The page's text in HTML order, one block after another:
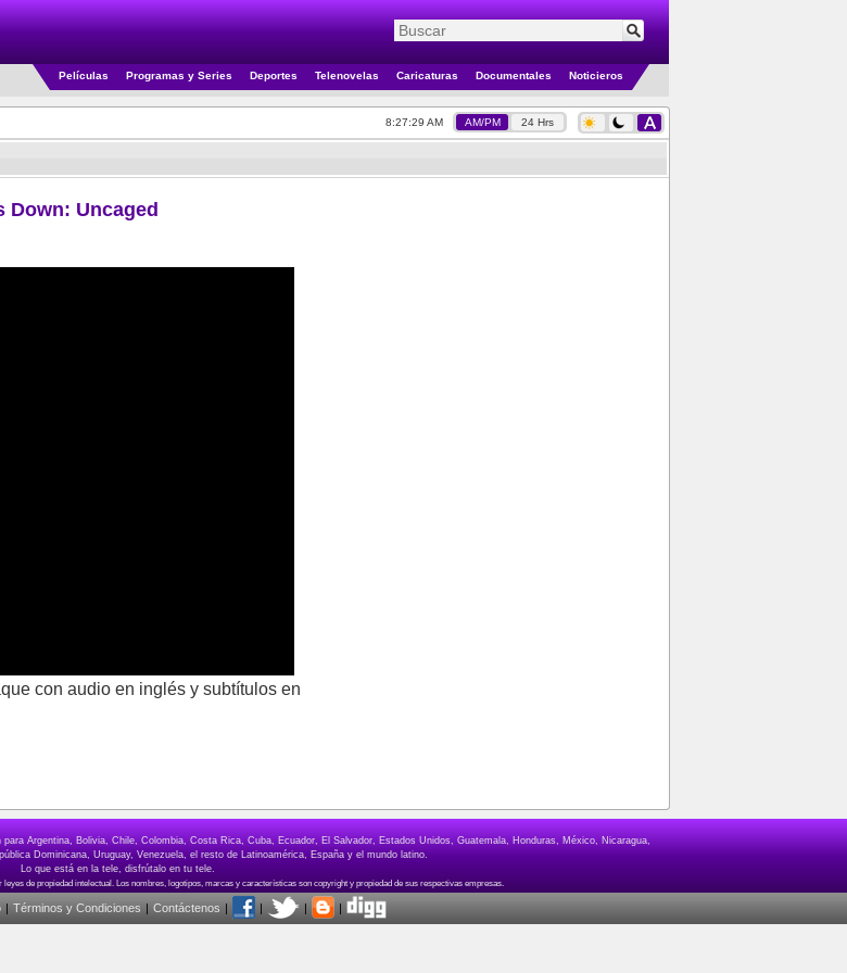
Películas Programas y Series Deportes Telenovelas Caricaturas Documentales Noticieros
8:27:29 AM AM/PM 24 Hrs
Down: Uncaged
con audio en inglés y subtítulos en
Argentina, Bolivia, Chile, Colombia, Costa Rica, Cuba, Ecuador, El Salvador, Estados Unidos, Guatemala, Honduras, México, Nicaragua,
Dominicana, Uruguay, Venezuela, el resto de Latinoamérica, España y el mundo latino.
Lo que está en la tele, disfrútalo en tu tele.
| Términos y Condiciones | Contáctenos | | | |